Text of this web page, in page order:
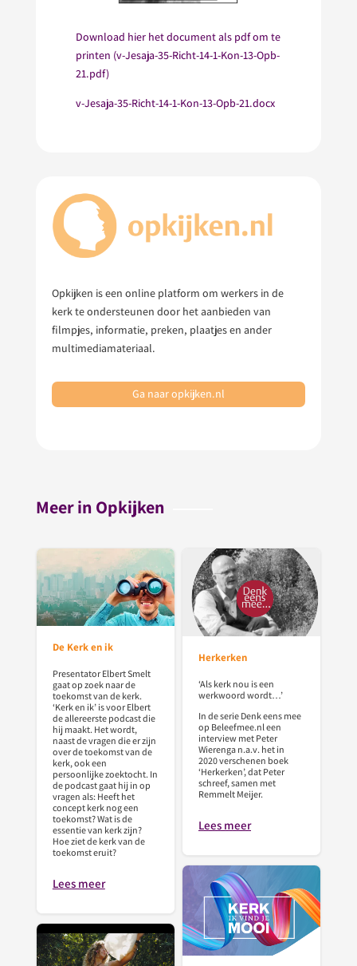
Download hier het document als pdf om te
printen (v-Jesaja-35-Richt-14-1-Kon-13-Opb-
21.pdf)
v-Jesaja-35-Richt-14-1-Kon-13-Opb-21.docx
Opkijken is een online platform om werkers in de
kerk te ondersteunen door het aanbieden van
filmpjes, informatie, preken, plaatjes en ander
multimediamateriaal.
Ga naar opkijken.nl
Meer in Opkijken
De Kerk en ik
Presentator Elbert Smelt
gaat op zoek naar de
toekomst van de kerk.
‘Kerk en ik’ is voor Elbert
de allereerste podcast die
hij maakt. Het wordt,
naast de vragen die er zijn
over de toekomst van de
kerk, ook een
persoonlijke zoektocht. In
de podcast gaat hij in op
vragen als: Heeft het
concept kerk nog een
toekomst? Wat is de
essentie van kerk zijn?
Hoe ziet de kerk van de
toekomst eruit?
Lees meer
Herkerken
‘Als kerk nou is een
werkwoord wordt…’
In de serie Denk eens mee
op Beleefmee.nl een
interview met Peter
Wierenga n.a.v. het in
2020 verschenen boek
‘Herkerken’, dat Peter
schreef, samen met
Remmelt Meijer.
Lees meer